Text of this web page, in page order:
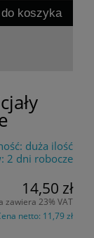
do koszyka
duża ilość
2 dni robocze
14,50 zł
zawiera 23% VAT
netto: 11,79 zł